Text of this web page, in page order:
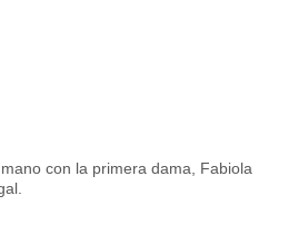
con la primera dama, Fabiola